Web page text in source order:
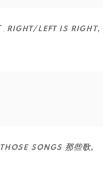
, RIGHT/LEFT IS RIGHT ,
THOSE SONGS 那些歌,